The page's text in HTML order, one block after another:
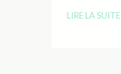
LIRE LA SUITE